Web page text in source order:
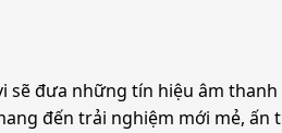
đưa những tín hiệu âm
đến trải nghiệm mới mẻ,